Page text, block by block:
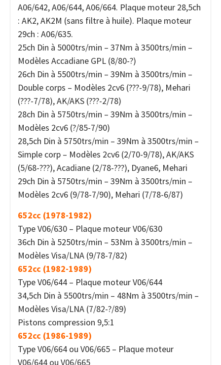
A06/642, A06/644, A06/664. Plaque moteur 28,5ch
: AK2, AK2M (sans filtre à huile). Plaque moteur
29ch : A06/635.
25ch Din à 5000trs/min – 37Nm à 3500trs/min –
Modèles Accadiane GPL (8/80-?)
26ch Din à 5500trs/min – 39Nm à 3500trs/min –
Double corps – Modèles 2cv6 (???-9/78), Mehari
(???-7/78), AK/AKS (???-2/78)
28ch Din à 5750trs/min – 39Nm à 3500trs/min –
Modèles 2cv6 (?/85-7/90)
28,5ch Din à 5750trs/min – 39Nm à 3500trs/min –
Simple corp – Modèles 2cv6 (2/70-9/78), AK/AKS
(5/68-???), Acadiane (2/78-???), Dyane6, Mehari
29ch Din à 5750trs/min – 39Nm à 3500trs/min –
Modèles 2cv6 (9/78-7/90), Mehari (7/78-6/87)
652cc (1978-1982)
Type V06/630 – Plaque moteur V06/630
36ch Din à 5250trs/min – 53Nm à 3500trs/min –
Modèles Visa/LNA (9/78-7/82)
652cc (1982-1989)
Type V06/644 – Plaque moteur V06/644
34,5ch Din à 5500trs/min – 48Nm à 3500trs/min –
Modèles Visa/LNA (7/82-?/89)
Pistons compression 9,5:1
652cc (1986-1989)
Type V06/664 ou V06/665 – Plaque moteur
V06/644 ou V06/665